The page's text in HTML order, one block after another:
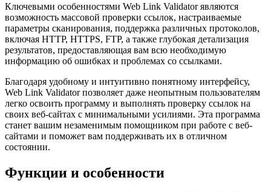
Ключевыми особенностями Web Link Validator являются
возможность массовой проверки ссылок, настраиваемые
параметры сканирования, поддержка различных протоколов,
включая HTTP, HTTPS, FTP, а также глубокая детализация
результатов, предоставляющая вам всю необходимую
информацию об ошибках и проблемах со ссылками.
Благодаря удобному и интуитивно понятному интерфейсу,
Web Link Validator позволяет даже неопытным пользователям
легко освоить программу и выполнять проверку ссылок на
своих веб-сайтах с минимальными усилиями. Эта программа
станет вашим незаменимым помощником при работе с веб-
сайтами и поможет вам поддерживать их в отличном
состоянии.
Функции и особенности